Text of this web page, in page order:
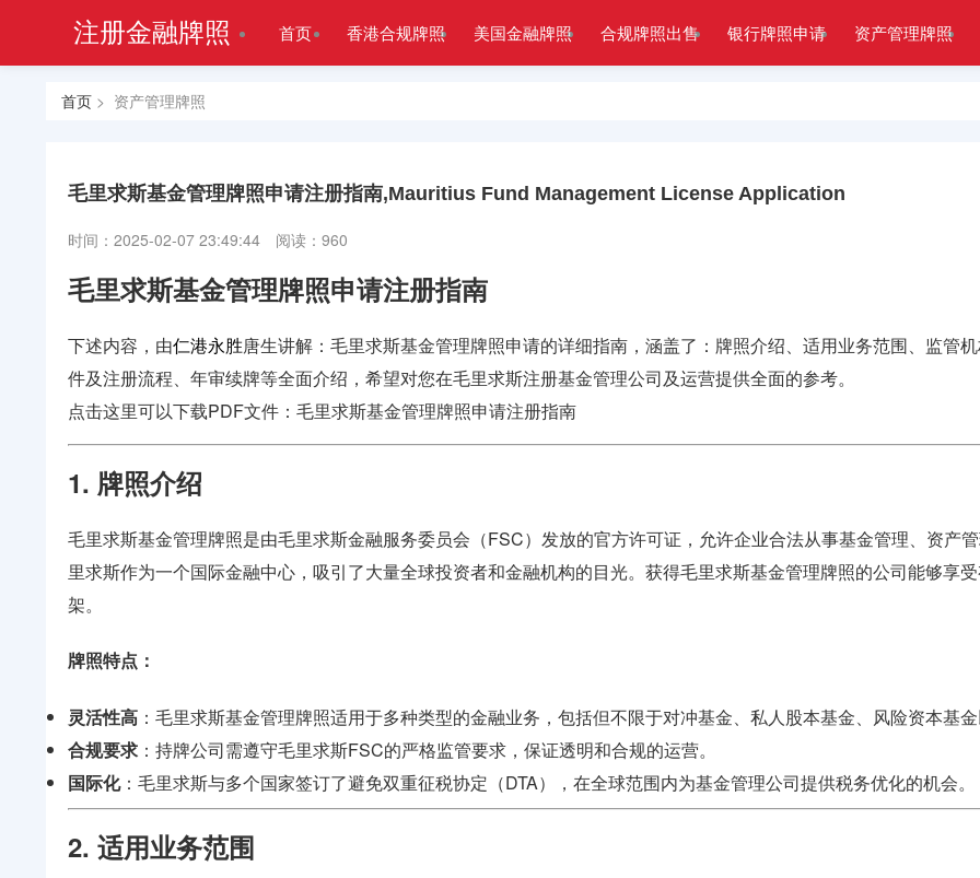
注册金融牌照 首页 香港合规牌照 美国金融牌照 合规牌照出售 银行牌照申请 资产管理牌照
首页 > 资产管理牌照
毛里求斯基金管理牌照申请注册指南,Mauritius Fund Management License Application
时间：2025-02-07 23:49:44 阅读：960
毛里求斯基金管理牌照申请注册指南
下述内容，由仁港永胜唐生讲解：毛里求斯基金管理牌照申请的详细指南，涵盖了：牌照介绍、适用业务范围、监管
件及注册流程、年审续牌等全面介绍，希望对您在毛里求斯注册基金管理公司及运营提供全面的参考。
点击这里可以下载PDF文件： 毛里求斯基金管理牌照申请注册指南
1. 牌照介绍
毛里求斯基金管理牌照是由毛里求斯金融服务委员会（FSC）发放的官方许可证，允许企业合法从事基金管理、资产
里求斯作为一个国际金融中心，吸引了大量全球投资者和金融机构的目光。获得毛里求斯基金管理牌照的公司能够享
架。
牌照特点 ：
灵活性高 ：毛里求斯基金管理牌照适用于多种类型的金融业务，包括但不限于对冲基金、私人股本基金、风险资本基
合规要求 ：持牌公司需遵守毛里求斯FSC的严格监管要求，保证透明和合规的运营。
国际化：毛里求斯与多个国家签订了避免双重征税协定（DTA），在全球范围内为基金管理公司提供税务优化的机会。
2. 适用业务范围